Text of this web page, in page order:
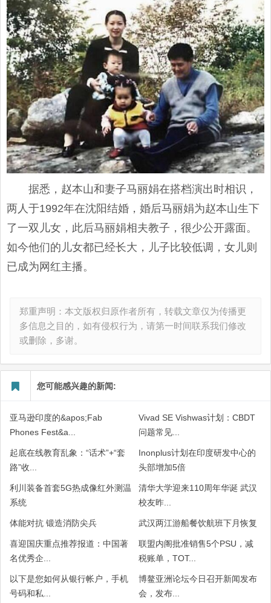
据悉，赵本山和妻子马丽娟在搭档演出时相识，
两人于1992年在沈阳结婚，婚后马丽娟为赵本山生下
了一双儿女，此后马丽娟相夫教子，很少公开露面。
如今他们的儿女都已经长大，儿子比较低调，女儿则
已成为网红主播。
郑重声明：本文版权归原作者所有，转载文章仅为传播更
多信息之目的，如有侵权行为，请第一时间联系我们修改
或删除，多谢。
您可能感兴趣的新闻:
亚马逊印度的&apos;Fab
Phones Fest&a...
Vivad SE Vishwas计划：CBDT
问题常见...
起底在线教育乱象：“话术”+“套
路”收...
Inonplus计划在印度研发中心的
头部增加5倍
利川装备首套5G热成像红外测温
系统
清华大学迎来110周年华诞 武汉
校友昨...
体能对抗 锻造消防尖兵 武汉两江游船餐饮航班下月恢复
喜迎国庆重点推荐报道：中国著
名优秀企...
联盟内阁批准销售5个PSU，减
税账单，TOT...
以下是您如何从银行帐户，手机
号码和私...
博鳌亚洲论坛今日召开新闻发布
会，发布...